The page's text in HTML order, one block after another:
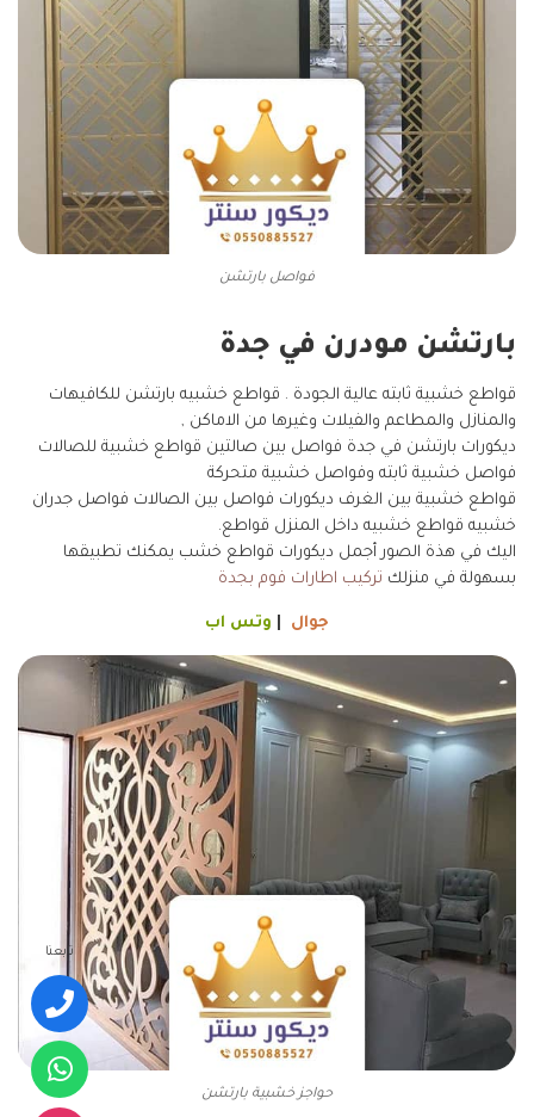
فواصل بارتشن
بارتشن مودرن في جدة
قواطع خشبية ثابته عالية الجودة . قواطع خشبيه بارتشن للكافيهات
والمنازل والمطاعم والفيلات وغيرها من الاماكن ,
ديكورات بارتشن في جدة فواصل بين صالتين قواطع خشبية للصالات
فواصل خشبية ثابته وفواصل خشبية متحركة
قواطع خشبية بين الغرف ديكورات فواصل بين الصالات فواصل جدران
خشبيه قواطع خشبيه داخل المنزل قواطع.
اليك في هذة الصور أجمل ديكورات قواطع خشب يمكنك تطبيقها
بسهولة في منزلك تركيب اطارات فوم بجدة
جوال وتس اب
حواجز خشبية بارتشن
تابعنا